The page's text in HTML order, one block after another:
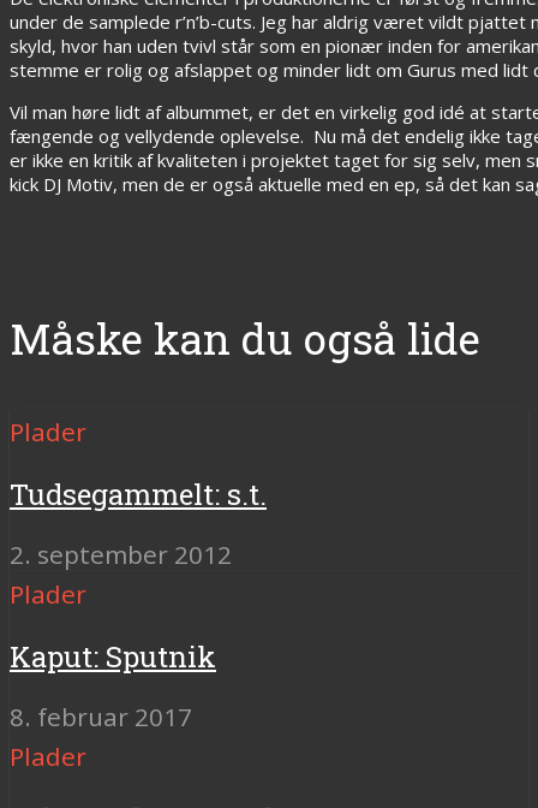
under de samplede r’n’b-cuts. Jeg har aldrig været vildt
skyld, hvor han uden tvivl står som en pionær inden for
stemme er rolig og afslappet og minder lidt om Gurus med
Vil man høre lidt af albummet, er det en virkelig god idé at
fængende og vellydende oplevelse. Nu må det endelig ikke
er ikke en kritik af kvaliteten i projektet taget for sig selv, men
kick DJ Motiv, men de er også aktuelle med en ep, så det kan
Måske kan du også lide
Plader
Tudsegammelt: s.t.
2. september 2012
Plader
Kaput: Sputnik
8. februar 2017
Plader